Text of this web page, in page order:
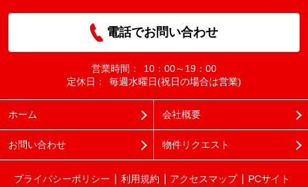
電話でお問い合わせ
営業時間：
10：00～19：00
定休日：
毎週水曜日(祝日の場合は営業)
ホーム 会社概要
お問い合わせ 物件リクエスト
プライバシーポリシー 利用規約 アクセスマップ
PCサイト